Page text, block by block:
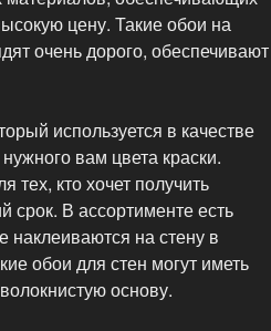
цену. Такие обои на
очень дорого, обеспечивают
используется в качестве
вам цвета краски.
тех, кто хочет получить
срок. В ассортименте есть
наклеиваются на стену в
обои для стен могут иметь
основу.